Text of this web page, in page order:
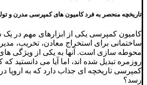
تاریخچه منحصر به فرد کامیون های کمپرسی مدرن و
کامیون کمپرسی یکی از ابزارهای مهم در
ساختمانی برای استخراج معادن، تخریب،
محوطه سازی است. آنها به یکی از ویژگی
روزمره تبدیل شده اند، اما آیا می دانستید که
رسد؟